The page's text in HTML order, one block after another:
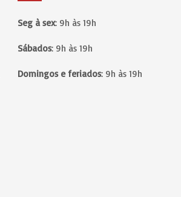
Seg à sex: 9h às 19h
Sábados: 9h às 19h
Domingos e feriados: 9h às 19h